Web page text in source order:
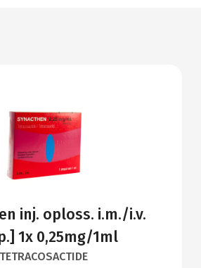
inj. oploss. i.m./i.v.
1x 0,25mg/1ml
TETRACOSACTIDE